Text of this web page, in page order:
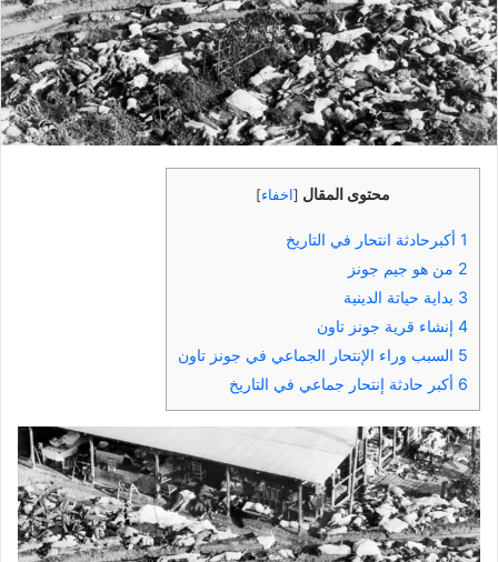
محتوى المقال [اخفاء]
1 أكبرحادثة انتحار في التاريخ
2 من هو جيم جونز
3 بداية حياتة الدينية
4 إنشاء قرية جونز تاون
5 السبب وراء الإنتحار الجماعي في جونز تاون
6 أكبر حادثة إنتحار جماعي في التاريخ